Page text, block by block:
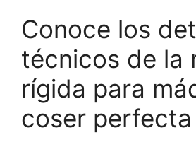
Conoce los
técnicos de la
rígida para
coser perfecta